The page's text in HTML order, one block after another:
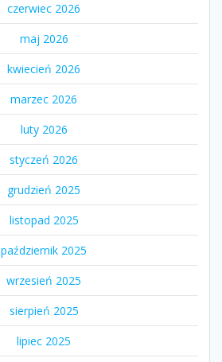
czerwiec 2026
maj 2026
kwiecień 2026
marzec 2026
luty 2026
styczeń 2026
grudzień 2025
listopad 2025
październik 2025
wrzesień 2025
sierpień 2025
lipiec 2025